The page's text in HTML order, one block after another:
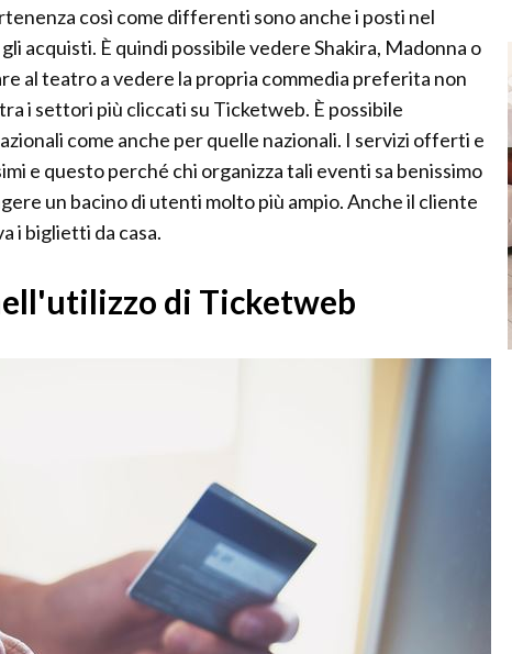
così come differenti sono anche i posti nel
acquisti. È quindi possibile vedere Shakira, Madonna o
al teatro a vedere la propria commedia preferita non
i settori più cliccati su Ticketweb. È possibile
come anche per quelle nazionali. I servizi offerti e
e questo perché chi organizza tali eventi sa benissimo
un bacino di utenti molto più ampio. Anche il cliente
i biglietti da casa.
di Ticketweb